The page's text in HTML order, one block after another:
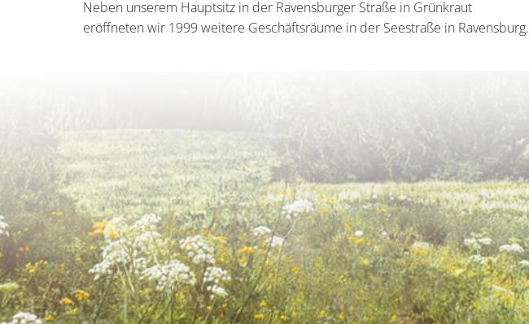
Neben unserem Hauptsitz in der Ravensburger Straße in Grünkraut
eröffneten wir 1999 weitere Geschäftsräume in der Seestraße in Ravensburg.